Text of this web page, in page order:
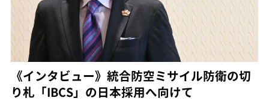
《インタビュー》統合防空ミサイル防衛の切
り札「IBCS」の日本採用へ向けて